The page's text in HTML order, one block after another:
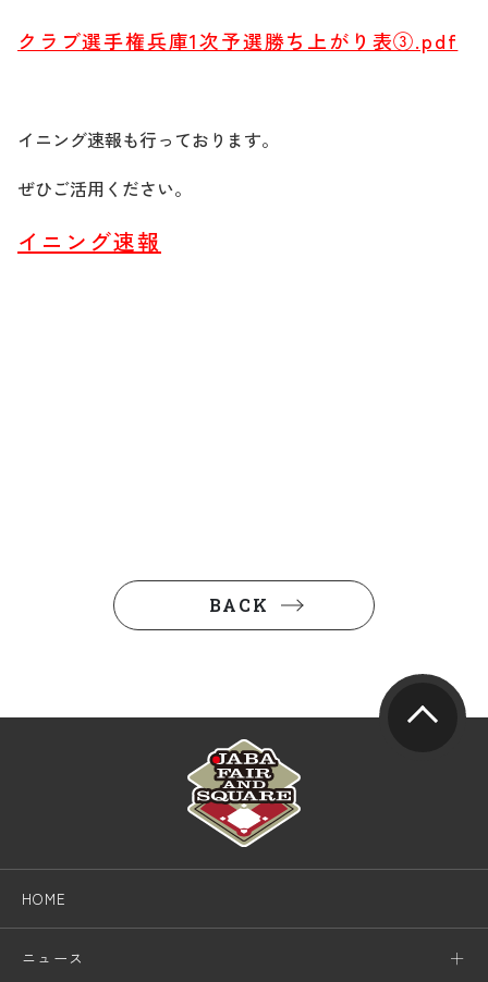
クラブ選手権兵庫1次予選勝ち上がり表③.pdf
イニング速報も行っております。
ぜひご活用ください。
イニング速報
BACK
HOME
ニュース